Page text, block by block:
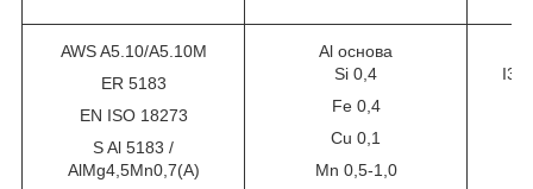
AWS A5.10/A5.10M
ER 5183
EN ISO 18273
S Al 5183 /
AlMg4,5Mn0,7(A)
Al основа
Si 0,4
Fe 0,4
Cu 0,1
Mn 0,5-1,0
I3